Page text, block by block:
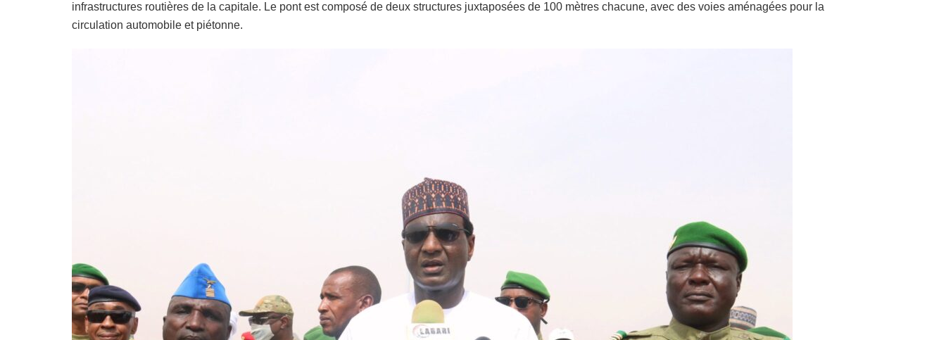
infrastructures routières de la capitale. Le pont est composé de deux structures juxtaposées de 100 mètres chacune, avec des voies aménagées pour la
circulation automobile et piétonne.